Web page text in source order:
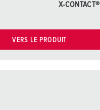
X-CONTACT®
VERS LE PRODUIT